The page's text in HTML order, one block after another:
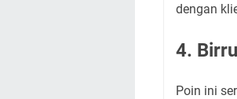
dengan
4.
Poin ini